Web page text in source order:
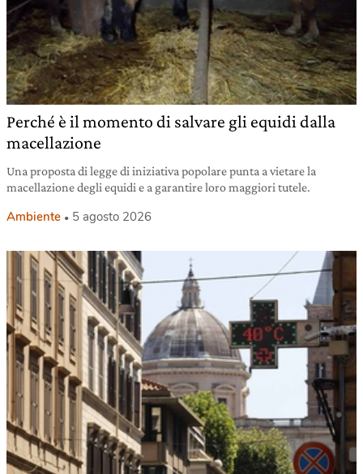
Perché è il momento di salvare gli equidi dalla
macellazione
Una proposta di legge di iniziativa popolare punta a vietare la
macellazione degli equidi e a garantire loro maggiori tutele.
Ambiente 5 agosto 2026